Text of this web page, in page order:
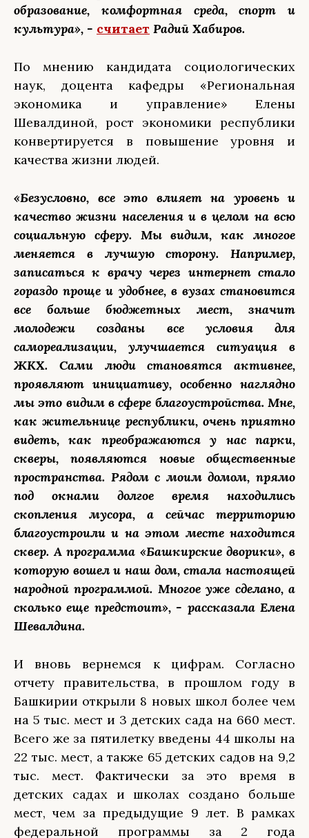
образование, комфортная среда, спорт и
культура», - считает Радий Хабиров.
По мнению кандидата социологических
наук, доцента кафедры «Региональная
экономика и управление» Елены
Шевалдиной, рост экономики республики
конвертируется в повышение уровня и
качества жизни людей.
«Безусловно, все это влияет на уровень и
качество жизни населения и в целом на всю
социальную сферу. Мы видим, как многое
меняется в лучшую сторону. Например,
записаться к врачу через интернет стало
гораздо проще и удобнее, в вузах становится
все больше бюджетных мест, значит
молодежи созданы все условия для
самореализации, улучшается ситуация в
ЖКХ. Сами люди становятся активнее,
проявляют инициативу, особенно наглядно
мы это видим в сфере благоустройства. Мне,
как жительнице республики, очень приятно
видеть, как преображаются у нас парки,
скверы, появляются новые общественные
пространства. Рядом с моим домом, прямо
под окнами долгое время находились
скопления мусора, а сейчас территорию
благоустроили и на этом месте находится
сквер. А программа «Башкирские дворики», в
которую вошел и наш дом, стала настоящей
народной программой. Многое уже сделано, а
сколько еще предстоит», - рассказала Елена
Шевалдина.
И вновь вернемся к цифрам. Согласно
отчету правительства, в прошлом году в
Башкирии открыли 8 новых школ более чем
на 5 тыс. мест и 3 детских сада на 660 мест.
Всего же за пятилетку введены 44 школы на
22 тыс. мест, а также 65 детских садов на 9,2
тыс. мест. Фактически за это время в
детских садах и школах создано больше
мест, чем за предыдущие 9 лет. В рамках
федеральной программы за 2 года